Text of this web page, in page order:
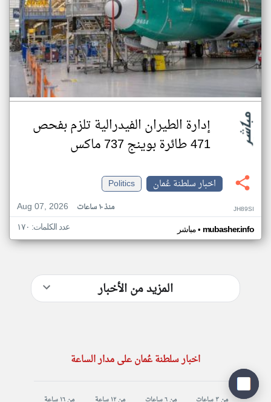
إدارة الطيران الفيدرالية تلزم بفحص
471 طائرة بوينج 737 ماكس
اخبار سلطنة عُمان
Politics
Aug 07, 2026
منذ ١٠ ساعات JH89SI
مباشر• mubasher.info عدد الكلمات: ١٧٠
المزيد من الأخبار
اخبار سلطنة عُمان على مدار الساعة